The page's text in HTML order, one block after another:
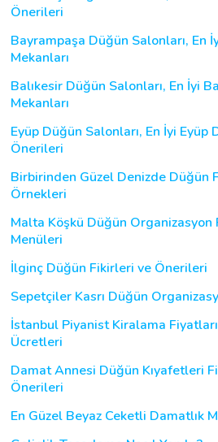
Önerileri
Bayrampaşa Düğün Salonları, En
Mekanları
Balıkesir Düğün Salonları, En İyi
Mekanları
Eyüp Düğün Salonları, En İyi Eyüp
Önerileri
Birbirinden Güzel Denizde Düğün
Örnekleri
Malta Köşkü Düğün Organizasyon
Menüleri
İlginç Düğün Fikirleri ve Önerileri
Sepetçiler Kasrı Düğün
İstanbul Piyanist Kiralama
Ücretleri
Damat Annesi Düğün Kıyafetleri
Önerileri
En Güzel Beyaz Ceketli Damatlık